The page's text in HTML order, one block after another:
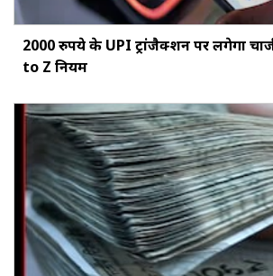
2000 रुपये के UPI ट्रांजैक्शन पर लगेगा
to Z नियम